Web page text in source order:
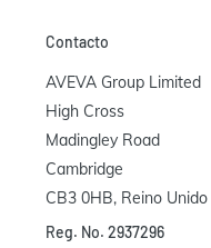
Contacto
AVEVA Group Limited
High Cross
Madingley Road
Cambridge
CB3 0HB, Reino Unido
Reg. No. 2937296